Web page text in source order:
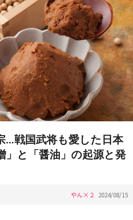
…戦国武将も愛した日本
」と「醤油」の起源と発
やん×２ 2024/08/15